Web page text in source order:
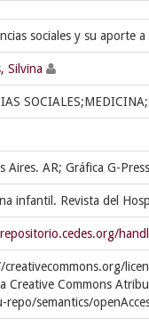
sociales y su aporte a
Silvina
Aires. AR; Gráfica G-Press
infantil. Revista del
creativecommons.org/
Creative Commons
repo/semantics/